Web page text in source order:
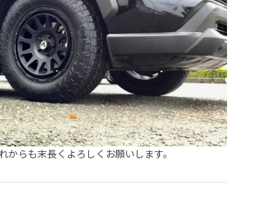
らも末長くよろしくお願いします。